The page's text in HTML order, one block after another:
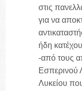
στις
για να
ήδη
-από τους
Εσπερινού
Λυκείου